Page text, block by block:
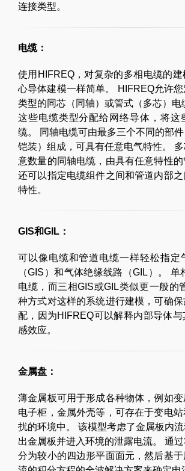
连接类型。
电缆：
使用HIFREQ，对复杂的多相电缆的
心导体建模一样简单。 HIFREQ允许
类型的同芯（同轴）或管式（多芯）电
这些电缆类型分配给网络导体，将这
缆。 同轴电缆可由最多三个不同的部
铠装）组成，可具有任意电气特性。
意数量的同轴电缆，由具有任意特性的
还可以指定电缆组件之间和管道内部
特性。
GIS和GIL：
可以像电缆和管道电缆一样轻松指定
（GIS）和气体绝缘线路（GIL）。 单
电缆，而三相GIS或GIL类似更一般的
种方式对这样的系统进行建模，可确
配，因为HIFREQ可以解释内部导体
感效应。
金属盘：
薄金属板可用于形成各种物体，例如变
电子柜，金属外壳等，可存在于变电
扰的环境中。 该模型考虑了金属板内
出金属板并进入环境的泄露电流。 通
分为较小的四边形平面面元，然后基